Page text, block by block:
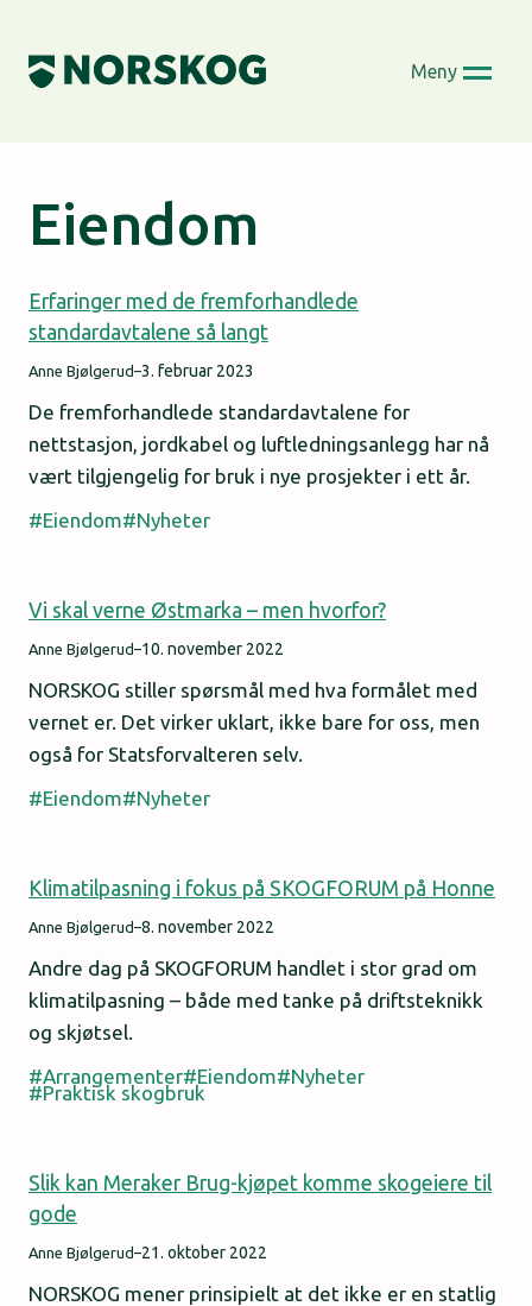
content
Meny
Eiendom
Erfaringer med de fremforhandlede
standardavtalene så langt
Anne Bjølgerud–3. februar 2023
De fremforhandlede standardavtalene for
nettstasjon, jordkabel og luftledningsanlegg har nå
vært tilgjengelig for bruk i nye prosjekter i ett år.
Eiendom
Nyheter
Vi skal verne Østmarka – men hvorfor?
Anne Bjølgerud–10. november 2022
NORSKOG stiller spørsmål med hva formålet med
vernet er. Det virker uklart, ikke bare for oss, men
også for Statsforvalteren selv.
Eiendom
Nyheter
Klimatilpasning i fokus på SKOGFORUM på Honne
Anne Bjølgerud–8. november 2022
Andre dag på SKOGFORUM handlet i stor grad om
klimatilpasning – både med tanke på driftsteknikk
og skjøtsel.
Arrangementer
Eiendom Nyheter
Praktisk skogbruk
Slik kan Meraker Brug-kjøpet komme skogeiere til
gode
Anne Bjølgerud–21. oktober 2022
NORSKOG mener prinsipielt at det ikke er en statlig